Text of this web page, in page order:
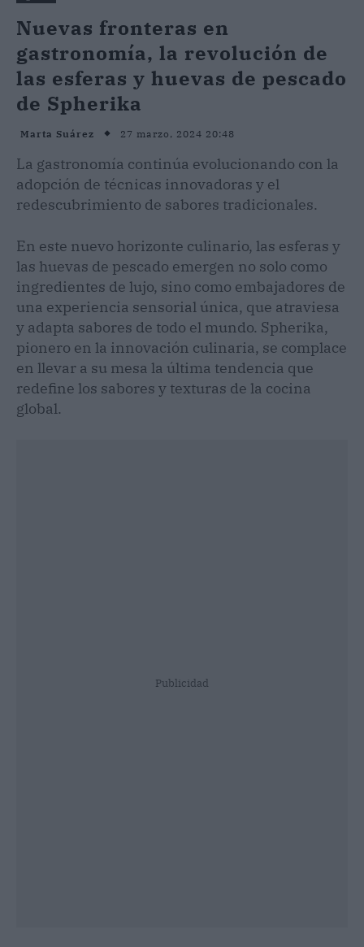
Nuevas fronteras en
gastronomía, la revolución de
las esferas y huevas de pescado
de Spherika
Marta Suárez 27 marzo, 2024 20:48
La gastronomía continúa evolucionando con la
adopción de técnicas innovadoras y el
redescubrimiento de sabores tradicionales.
En este nuevo horizonte culinario, las esferas y
las huevas de pescado emergen no solo como
ingredientes de lujo, sino como embajadores de
una experiencia sensorial única, que atraviesa
y adapta sabores de todo el mundo. Spherika,
pionero en la innovación culinaria, se complace
en llevar a su mesa la última tendencia que
redefine los sabores y texturas de la cocina
global.
Publicidad